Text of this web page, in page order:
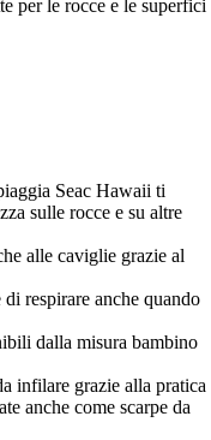
per le rocce e le superfici
Seac Hawaii ti
sulle rocce e su altre
alle caviglie grazie al
respirare anche quando
dalla misura bambino
infilare grazie alla pratica
anche come scarpe da